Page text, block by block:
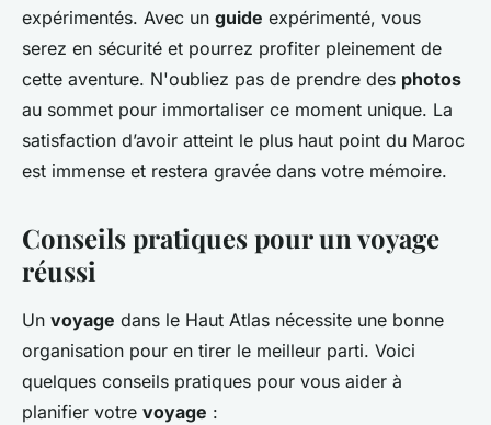
expérimentés. Avec un guide expérimenté, vous
serez en sécurité et pourrez profiter pleinement de
cette aventure. N'oubliez pas de prendre des photos
au sommet pour immortaliser ce moment unique. La
satisfaction d’avoir atteint le plus haut point du Maroc
est immense et restera gravée dans votre mémoire.
Conseils pratiques pour un voyage
réussi
Un voyage dans le Haut Atlas nécessite une bonne
organisation pour en tirer le meilleur parti. Voici
quelques conseils pratiques pour vous aider à
planifier votre voyage :